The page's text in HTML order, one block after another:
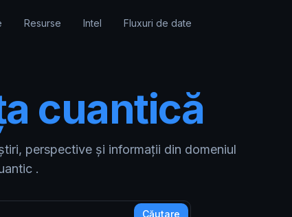
Resurse Intel Fluxuri de date
cuantică
perspective și informații din domeniul
.
Căutare